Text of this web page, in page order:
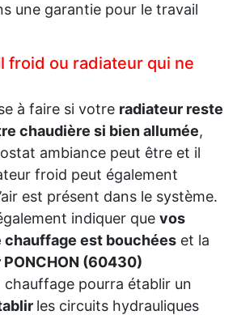
une garantie pour le travail
froid ou radiateur qui ne
à faire si votre radiateur reste
chaudière si bien allumée,
ambiance peut être et il
froid peut également
est présent dans le système.
indiquer que vos
chauffage est bouchées et la
(60430)
chauffage pourra établir un
les circuits hydrauliques